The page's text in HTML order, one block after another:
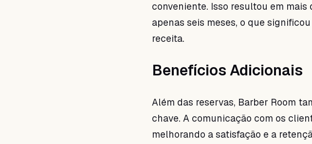
conveniente. Isso resultou em
apenas seis meses, o que
receita.
Benefícios Adicionais
Além das reservas, Barber Room
chave. A comunicação com os
melhorando a satisfação e a